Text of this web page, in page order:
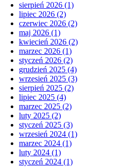
sierpień 2026 (1)
lipiec 2026 (2)
czerwiec 2026 (2)
maj 2026 (1)
kwiecień 2026 (2)
marzec 2026 (1)
styczeń 2026 (2)
grudzień 2025 (4)
wrzesień 2025 (3)
sierpień 2025 (2)
lipiec 2025 (4)
marzec 2025 (2)
luty 2025 (2)
styczeń 2025 (3)
wrzesień 2024 (1)
marzec 2024 (1)
luty 2024 (1)
styczeń 2024 (1)